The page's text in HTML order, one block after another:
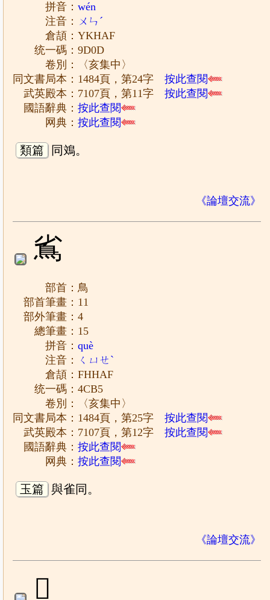
拼音：wén
注音： ㄨㄣˊ
倉頡：YKHAF
统一碼：9D0D
卷別：〈亥集中〉
同文書局本：1484頁，第24字按此查閱
武英殿本：7107頁，第11字按此查閱
國語辭典：按此查閱
网典：按此查閱
類篇 同鳼。
《論壇交流》
䲵
部首：鳥
部首筆畫：11
部外筆畫：4
總筆畫：15
拼音：què
注音：
ㄑㄩㄝˋ
倉頡：FHHAF
统一碼：4CB5
卷別：〈亥集中〉
同文書局本：1484頁，第25字按此查閱
武英殿本：7107頁，第12字按此查閱
國語辭典：按此查閱
网典：按此查閱
玉篇 與雀同。
《論壇交流》
𩿔